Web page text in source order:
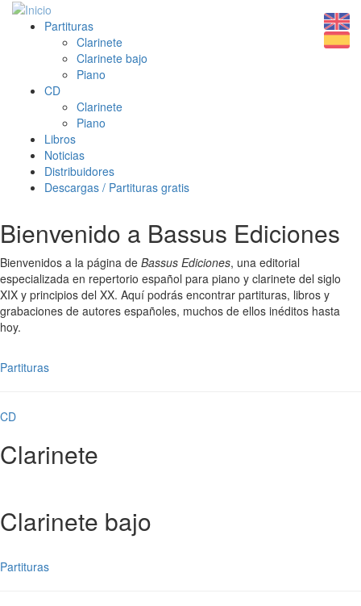
Partituras
Clarinete
Clarinete bajo
Piano
CD
Clarinete
Piano
Libros
Noticias
Distribuidores
Descargas / Partituras gratis
Bienvenido a Bassus Ediciones
Bienvenidos a la página de Bassus Ediciones, una editorial
especializada en repertorio español para piano y clarinete del siglo
XIX y principios del XX. Aquí podrás encontrar partituras, libros y
grabaciones de autores españoles, muchos de ellos inéditos hasta
hoy.
Partituras
CD
Clarinete
Clarinete bajo
Partituras